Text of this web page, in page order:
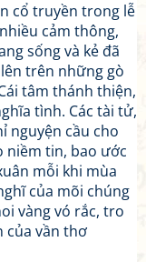
cổ truyền trong lễ
cảm thông,
sống và kẻ đã
trên những gò
tâm thánh thiện,
tình. Các tài tử,
nguyện cầu cho
niềm tin, bao ước
mỗi khi mùa
của mõi chúng
vàng vó rắc, tro
của vần thơ